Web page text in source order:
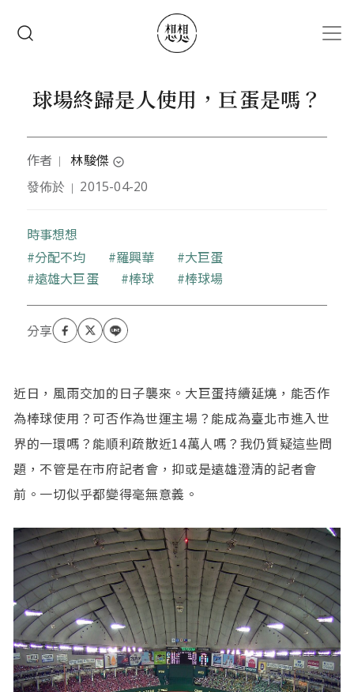
球場終歸是人使用，巨蛋是嗎？
作者 ｜ 林駿傑 expand_circle_down
台灣大學建築與城鄉研究所碩士生。長期關注運動與
為「生命的棒球旅人」。
發佈於 ｜ 2015-04-20
時事想想
關鍵字
分配不均 羅興華
大巨蛋
遠雄大巨蛋
棒球 棒球場
近日，風雨交加的日子襲來。大巨蛋持續延燒，能否作
為棒球使用？可否作為世運主場？能成為臺北市進入世
界的一環嗎？能順利疏散近14萬人嗎？我仍質疑這些問
題，不管是在市府記者會，抑或是遠雄澄清的記者會
前。一切似乎都變得毫無意義。